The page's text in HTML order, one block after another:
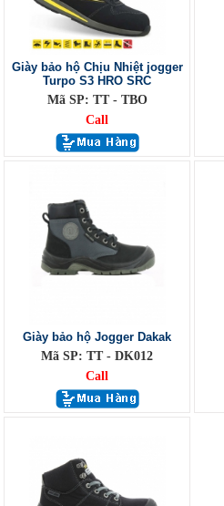
Giày bảo hộ Chịu Nhiệt jogger
Turpo S3 HRO SRC
Mã SP: TT - TBO
Call
Giày bảo hộ Jogger Dakak
Mã SP: TT - DK012
Call